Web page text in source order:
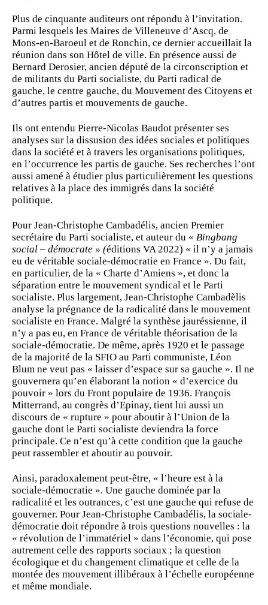
Plus de cinquante auditeurs ont répondu à l’invitation.
Parmi lesquels les Maires de Villeneuve d’Ascq, de
Mons-en-Baroeul et de Ronchin, ce dernier accueillait la
réunion dans son Hôtel de ville. En présence aussi de
Bernard Derosier, ancien député de la circonscription et
de militants du Parti socialiste, du Parti radical de
gauche, le centre gauche, du Mouvement des Citoyens et
d’autres partis et mouvements de gauche.
Ils ont entendu Pierre-Nicolas Baudot présenter ses
analyses sur la dissusion des idées sociales et politiques
dans la société et à travers les organisations politiques,
en l’occurrence les partis de gauche. Ses recherches l’ont
aussi amené à étudier plus particulièrement les questions
relatives à la place des immigrés dans la société
politique.
Pour Jean-Christophe Cambadélis, ancien Premier
secrétaire du Parti socialiste, et auteur du « Bingbang
social – démocrate » (éditions VA 2022) « il n’y a jamais
eu de véritable sociale-démocratie en France ». Du fait,
en particulier, de la « Charte d’Amiens », et donc la
séparation entre le mouvement syndical et le Parti
socialiste. Plus largement, Jean-Christophe Cambadèlis
analyse la prégnance de la radicalité dans le mouvement
socialiste en France. Malgré la synthèse jauréssienne, il
n’y a pas eu, en France de véritable théorisation de la
sociale-démocratie. De même, après 1920 et le passage
de la majorité de la SFIO au Parti communiste, Léon
Blum ne veut pas « laisser d’espace sur sa gauche ». Il ne
gouvernera qu’en élaborant la notion « d’exercice du
pouvoir » lors du Front populaire de 1936. François
Mitterrand, au congrès d’Epinay, tient lui aussi un
discours de « rupture » pour aboutir à l’Union de la
gauche dont le Parti socialiste deviendra la force
principale. Ce n’est qu’à cette condition que la gauche
peut rassembler et aboutir au pouvoir.
Ainsi, paradoxalement peut-être, « l’heure est à la
sociale-démocratie ». Une gauche dominée par la
radicalité et les outrances, c’est une gauche qui refuse de
gouverner. Pour Jean-Christophe Cambadélis, la sociale-
démocratie doit répondre à trois questions nouvelles : la
« révolution de l’immatériel » dans l’économie, qui pose
autrement celle des rapports sociaux ; la question
écologique et du changement climatique et celle de la
montée des mouvement illibéraux à l’échelle européenne
et même mondiale.